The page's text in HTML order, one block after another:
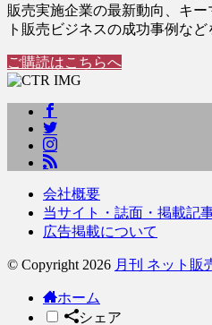
販売実施企業の最新動向、キ
ト販売ビジネスの成功事例な
ご購読はこちらへ
会社概要
当サイト・誌面・掲載記
広告掲載について
© Copyright 2026 月刊 ネット販
ホーム
シェア